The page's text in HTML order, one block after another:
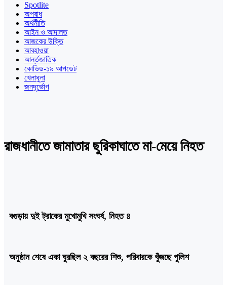
Spotlite
অপরাধ
অর্থনীতি
আইন ও আদালত
আজকের উক্তি
আবহাওয়া
আর্ন্তজাতিক
কোভিড-১৯ আপডেট
খেলাধুলা
জনদূর্ভোগ
রাজধানীতে জামাতার ছুরিকাঘাতে মা-মেয়ে নিহত
বগুড়ায় দুই ট্রাকের মুখোমুখি সংঘর্ষ, নিহত ৪
অনুষ্ঠান শেষে একা ঘুরছিল ২ বছরের শিশু, পরিবারকে খুঁজছে পুলিশ